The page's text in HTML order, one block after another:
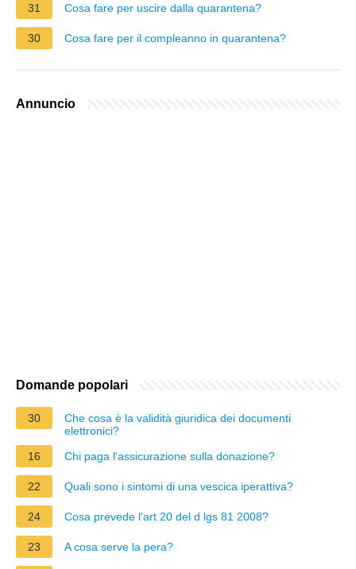
31
Cosa fare per uscire dalla quarantena?
30 Cosa fare per il compleanno in quarantena?
Annuncio
Domande popolari
30
Che cosa è la validità giuridica dei documenti
elettronici?
16
Chi paga l'assicurazione sulla donazione?
22 Quali sono i sintomi di una vescica iperattiva?
24 Cosa prevede l'art 20 del d lgs 81 2008?
23 A cosa serve la pera?